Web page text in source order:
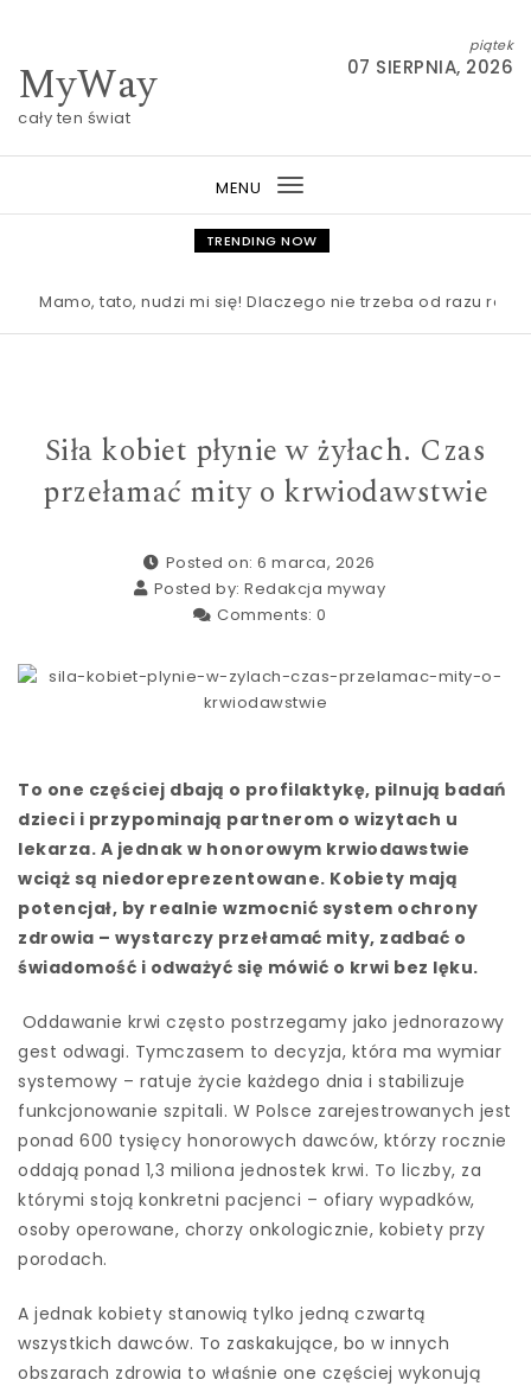
MyWay
cały ten świat
piątek
07 SIERPNIA, 2026
MENU
Toggle
navigation
TRENDING NOW
tato, nudzi mi się! Dlaczego nie trzeba od razu ratować
Siła kobiet płynie w żyłach. Czas
przełamać mity o krwiodawstwie
Posted on: 6 marca, 2026
Posted by: Redakcja myway
Comments: 0
To one częściej dbają o profilaktykę, pilnują badań
dzieci i przypominają partnerom o wizytach u
lekarza. A jednak w honorowym krwiodawstwie
wciąż są niedoreprezentowane. Kobiety mają
potencjał, by realnie wzmocnić system ochrony
zdrowia – wystarczy przełamać mity, zadbać o
świadomość i odważyć się mówić o krwi bez lęku.
Oddawanie krwi często postrzegamy jako jednorazowy
gest odwagi. Tymczasem to decyzja, która ma wymiar
systemowy – ratuje życie każdego dnia i stabilizuje
funkcjonowanie szpitali. W Polsce zarejestrowanych jest
ponad 600 tysięcy honorowych dawców, którzy rocznie
oddają ponad 1,3 miliona jednostek krwi. To liczby, za
którymi stoją konkretni pacjenci – ofiary wypadków,
osoby operowane, chorzy onkologicznie, kobiety przy
porodach.
A jednak kobiety stanowią tylko jedną czwartą
wszystkich dawców. To zaskakujące, bo w innych
obszarach zdrowia to właśnie one częściej wykonują